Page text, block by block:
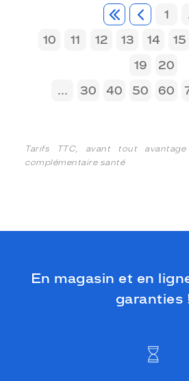
1
10
11 12 13 14 15
19
20
...
30 40 50 60
Tarifs TTC, avant tout
complémentaire santé
En magasin et en
garanties